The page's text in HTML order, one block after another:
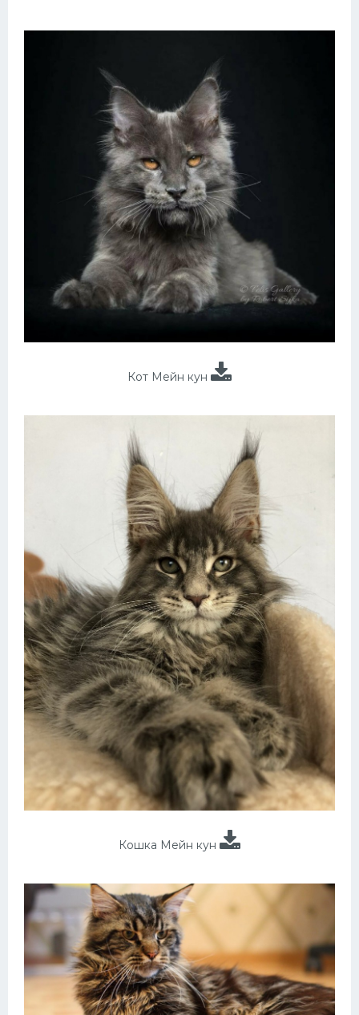
Кот Мейн кун
Кошка Мейн кун